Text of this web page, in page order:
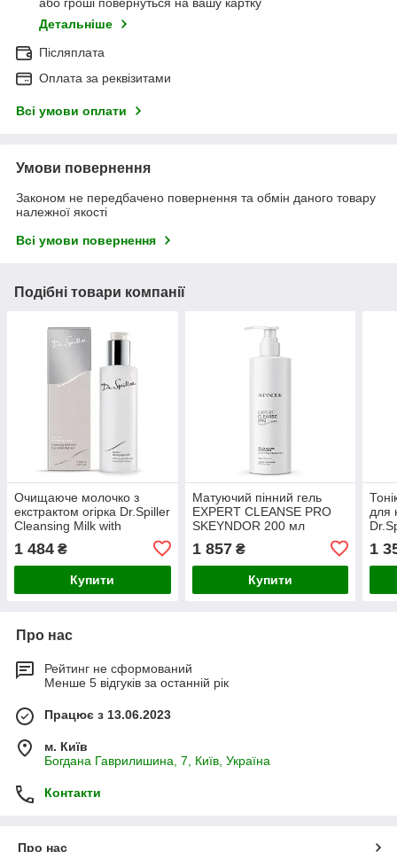
або гроші повернуться на вашу картку
Детальніше
Післяплата
Оплата за реквізитами
Всі умови оплати
Умови повернення
Законом не передбачено повернення та обмін даного товару
належної якості
Всі умови повернення
Подібні товари компанії
Очищаюче молочко з
екстрактом огірка Dr.Spiller
Cleansing Milk with
Cucumber Extract 200 мл
1 484 ₴
Купити
Матуючий пінний гель
EXPERT CLEANSE PRO
SKEYNDOR 200 мл
1 857₴
Купити
для
1
Про нас
Рейтинг не сформований
Менше 5 відгуків за останній рік
Працює з 13.06.2023
м. Київ
Богдана Гаврилишина, 7, Київ, Україна
Контакти
Про нас